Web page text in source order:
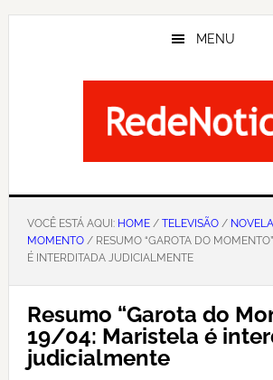
Skip
MENU
VOCÊ ESTÁ AQUI: HOME/ TELEVISÃO/
MOMENTO/ RESUMO “GAROTA DO
É INTERDITADA JUDICIALMENTE
Resumo “Garota do
19/04: Maristela é
judicialmente